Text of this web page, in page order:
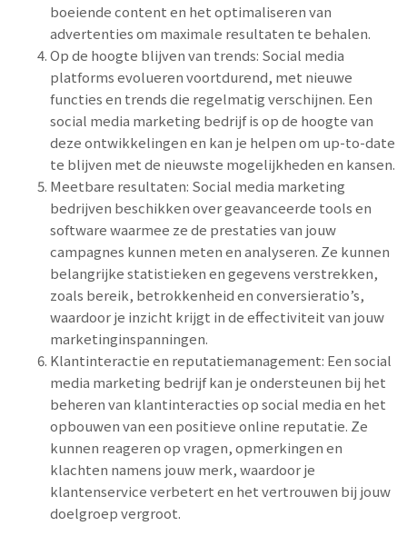
boeiende content en het optimaliseren van
advertenties om maximale resultaten te behalen.
Op de hoogte blijven van trends: Social media
platforms evolueren voortdurend, met nieuwe
functies en trends die regelmatig verschijnen. Een
social media marketing bedrijf is op de hoogte van
deze ontwikkelingen en kan je helpen om up-to-date
te blijven met de nieuwste mogelijkheden en kansen.
Meetbare resultaten: Social media marketing
bedrijven beschikken over geavanceerde tools en
software waarmee ze de prestaties van jouw
campagnes kunnen meten en analyseren. Ze kunnen
belangrijke statistieken en gegevens verstrekken,
zoals bereik, betrokkenheid en conversieratio’s,
waardoor je inzicht krijgt in de effectiviteit van jouw
marketinginspanningen.
Klantinteractie en reputatiemanagement: Een social
media marketing bedrijf kan je ondersteunen bij het
beheren van klantinteracties op social media en het
opbouwen van een positieve online reputatie. Ze
kunnen reageren op vragen, opmerkingen en
klachten namens jouw merk, waardoor je
klantenservice verbetert en het vertrouwen bij jouw
doelgroep vergroot.